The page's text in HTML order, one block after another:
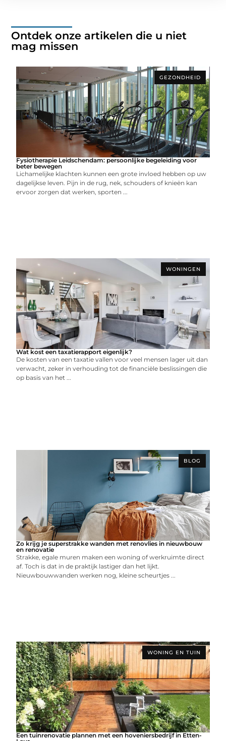
Ontdek onze artikelen die u niet
mag missen
GEZONDHEID
Fysiotherapie Leidschendam: persoonlijke begeleiding voor
beter bewegen
Lichamelijke klachten kunnen een grote invloed hebben op uw
dagelijkse leven. Pijn in de rug, nek, schouders of knieën kan
ervoor zorgen dat werken, sporten ...
WONINGEN
Wat kost een taxatierapport eigenlijk?
De kosten van een taxatie vallen voor veel mensen lager uit dan
verwacht, zeker in verhouding tot de financiële beslissingen die
op basis van het ...
BLOG
Zo krijg je superstrakke wanden met renovlies in nieuwbouw
en renovatie
Strakke, egale muren maken een woning of werkruimte direct
af. Toch is dat in de praktijk lastiger dan het lijkt.
Nieuwbouwwanden werken nog, kleine scheurtjes ...
WONING EN TUIN
Een tuinrenovatie plannen met een hoveniersbedrijf in Etten-